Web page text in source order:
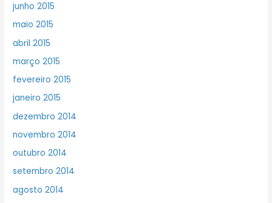
junho 2015
maio 2015
abril 2015
março 2015
fevereiro 2015
janeiro 2015
dezembro 2014
novembro 2014
outubro 2014
setembro 2014
agosto 2014